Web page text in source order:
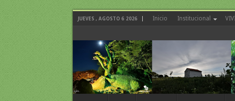
JUEVES , AGOSTO 6 2026 Inicio Institucional